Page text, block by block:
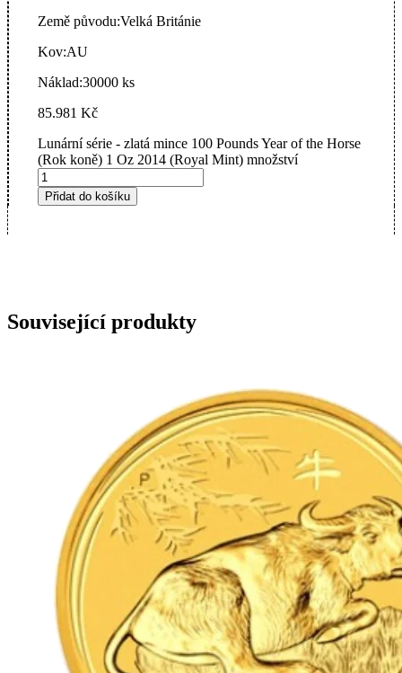
Země původu:Velká Británie
Kov:AU
Náklad:30000 ks
85.981 Kč
Lunární série - zlatá mince 100 Pounds Year of the Horse
(Rok koně) 1 Oz 2014 (Royal Mint) množství
Přidat do košíku
Související produkty